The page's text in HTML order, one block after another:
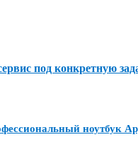
под конкретную
ноутбук